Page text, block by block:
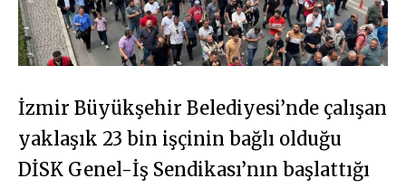
İzmir Büyükşehir Belediyesi’nde çalışan
yaklaşık 23 bin işçinin bağlı olduğu
DİSK Genel-İş Sendikası’nın başlattığı